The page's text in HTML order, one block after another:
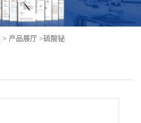
> 产品展厅 >硫酸铋